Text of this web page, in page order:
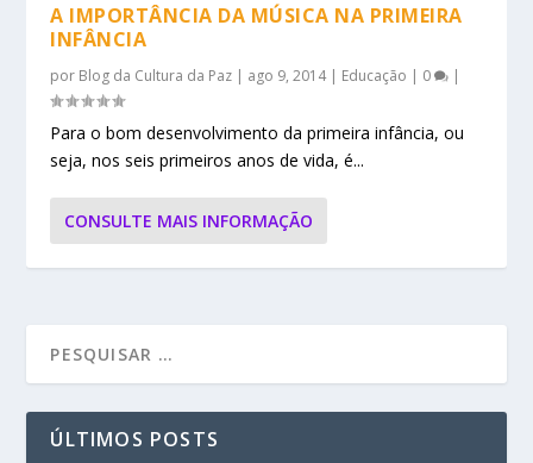
A IMPORTÂNCIA DA MÚSICA NA PRIMEIRA
INFÂNCIA
por Blog da Cultura da Paz | ago 9, 2014| Educação | 0 |
Para o bom desenvolvimento da primeira infância, ou
seja, nos seis primeiros anos de vida, é...
CONSULTE MAIS INFORMAÇÃO
ÚLTIMOS POSTS